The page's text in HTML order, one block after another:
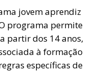
jovem aprendiz
programa permite
partir dos 14 anos,
à formação
específicas de